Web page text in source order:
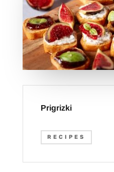
Prigrizki
RECIPES